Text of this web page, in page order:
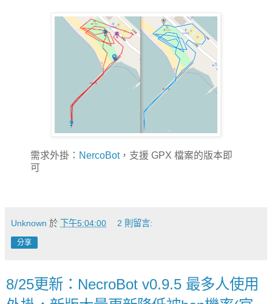
需求外掛： NercoBot，支援 GPX 檔案的版本即
可
Unknown 於 下午5:04:00 2 則留言:
分享
8/25更新：NecroBot v0.9.5 最多人使用